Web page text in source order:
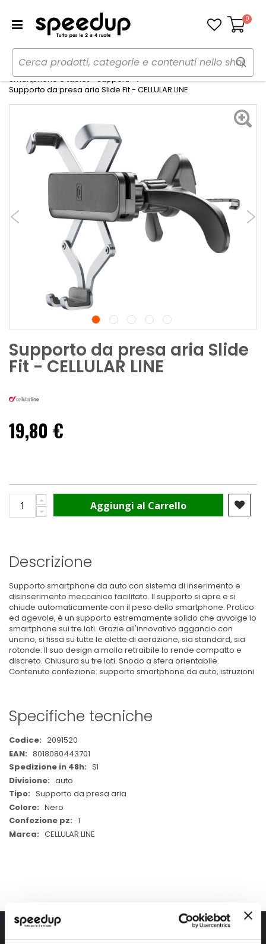
Carrello
0
Home Auto
Audio elettronica mobile
Smartphone e tablet - Supporti
Supporto da presa aria Slide Fit - CELLULAR LINE
Supporto da presa aria Slide
Fit - CELLULAR LINE
19,80 €
Aggiungi al Carrello
Descrizione
Supporto smartphone da auto con sistema di inserimento e
disinserimento meccanico facilitato. Il supporto si apre e si
chiude automaticamente con il peso dello smartphone. Pratico
ed agevole, è un supporto estremamente solido che avvolge lo
smartphone sui tre lati. Grazie all'innovativo aggancio con
uncino, si fissa su tutte le alette di aerazione, sia standard, sia
rotonde. Il suo design a molla retraibile lo rende compatto e
discreto. Chiusura su tre lati. Snodo a sfera orientabile.
Contenuto confezione: supporto smartphone da auto, istruzioni
Specifiche tecniche
Maggiori
Informazioni
2091520
8018080443701
Si
auto
Supporto da presa aria
Nero
1
CELLULAR LINE
Iscriviti alla newsletter Speedup